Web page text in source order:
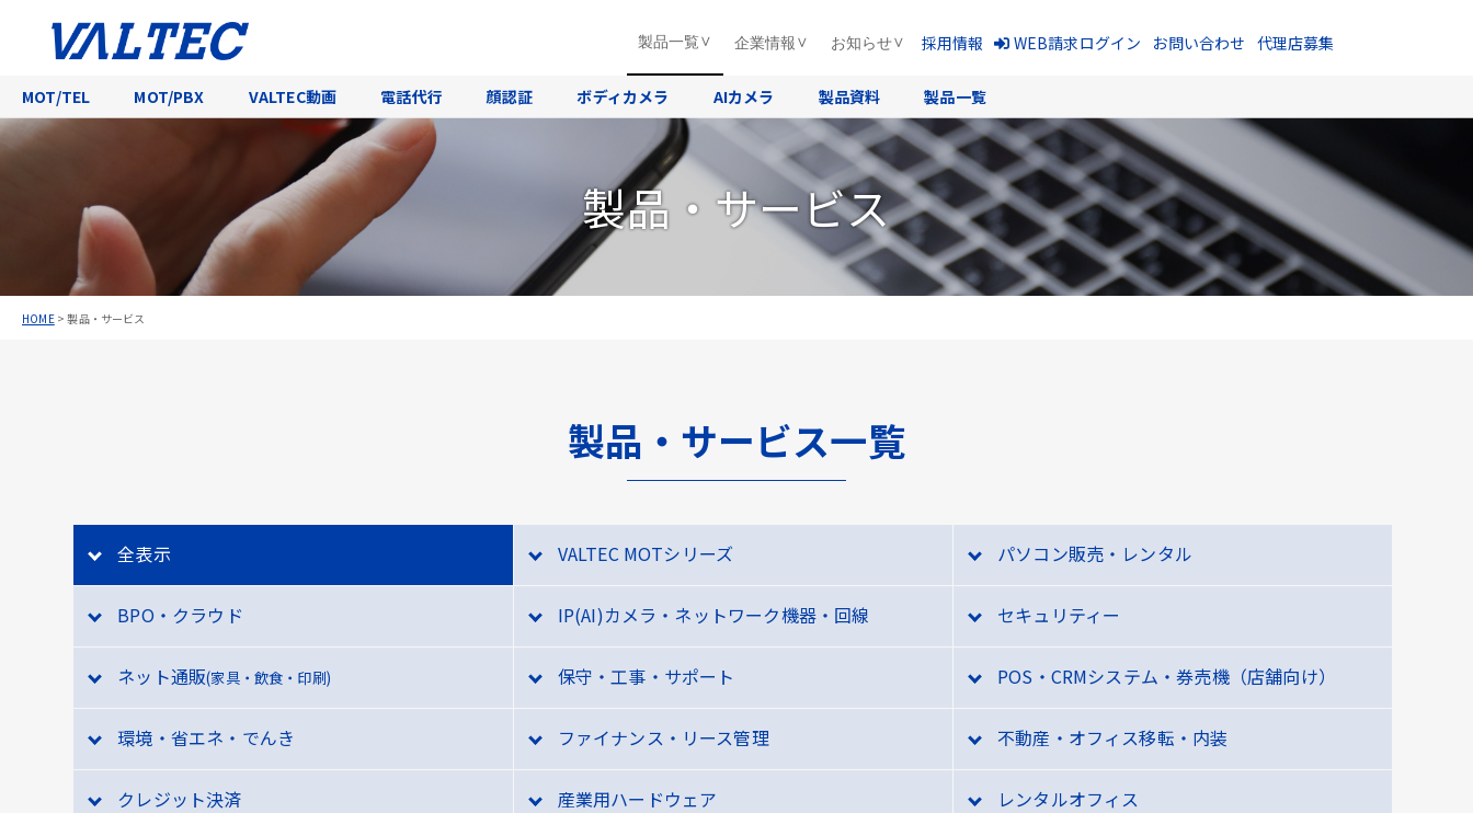
製品一覧
MOT/TEL MOT/PBX VALTEC動画 電話代行 顔認証 ボディカメラ AIカメラ 製品資料 製品一覧
企業情報 お知らせ 採用情報 WEB請求ログイン お問い合わせ 代理店募集
HOME>製品・サービス
製品・サービス
製品・サービス一覧
全表示 VALTEC MOTシリーズ パソコン販売・レンタル
BPO・クラウド IP(AI)カメラ・ネットワーク機器・回線 セキュリティー
ネット通販(家具・飲食・印刷) 保守・工事・サポート POS・CRMシステム・券売機（店舗向け）
環境・省エネ・でんき ファイナンス・リース管理 不動産・オフィス移転・内装
クレジット決済 産業用ハードウェア レンタルオフィス